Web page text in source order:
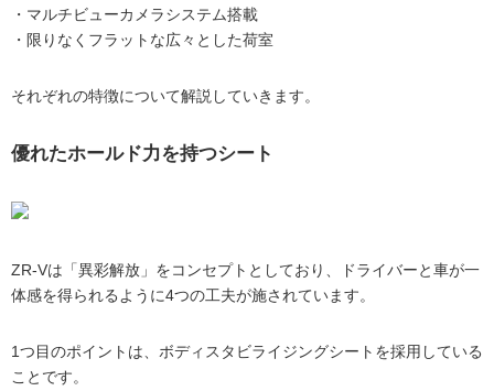
・マルチビューカメラシステム搭載
・限りなくフラットな広々とした荷室
それぞれの特徴について解説していきます。
優れたホールド力を持つシート
ZR-Vは「異彩解放」をコンセプトとしており、ドライバーと車が一
体感を得られるように4つの工夫が施されています。
1つ目のポイントは、ボディスタビライジングシートを採用している
ことです。